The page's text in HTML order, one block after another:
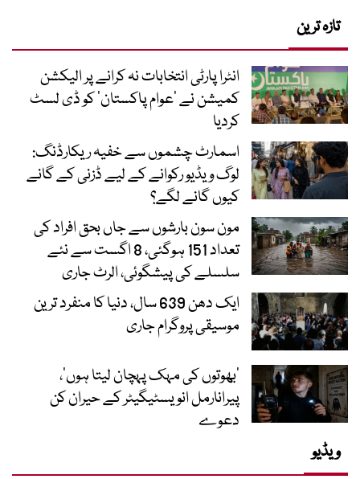
تازہ ترین
انٹرا پارٹی انتخابات نہ کرانے پر الیکشن
کمیشن نے ’عوام پاکستان‘ کو ڈی لسٹ
کردیا
اسمارٹ چشموں سے خفیہ ریکارڈنگ:
لوگ ویڈیو رکوانے کے لیے ڈزنی کے گانے
کیوں گانے لگے؟
مون سون بارشوں سے جاں بحق افراد کی
تعداد 151 ہوگئی، 8 اگست سے نئے
سلسلے کی پیشگوئی، الرٹ جاری
ایک دھن 639 سال، دنیا کا منفرد ترین
موسیقی پروگرام جاری
‘بھوتوں کی مہک پہچان لیتا ہوں’،
پیرانارمل انویسٹیگیٹر کے حیران کن
دعوے
ویڈیو